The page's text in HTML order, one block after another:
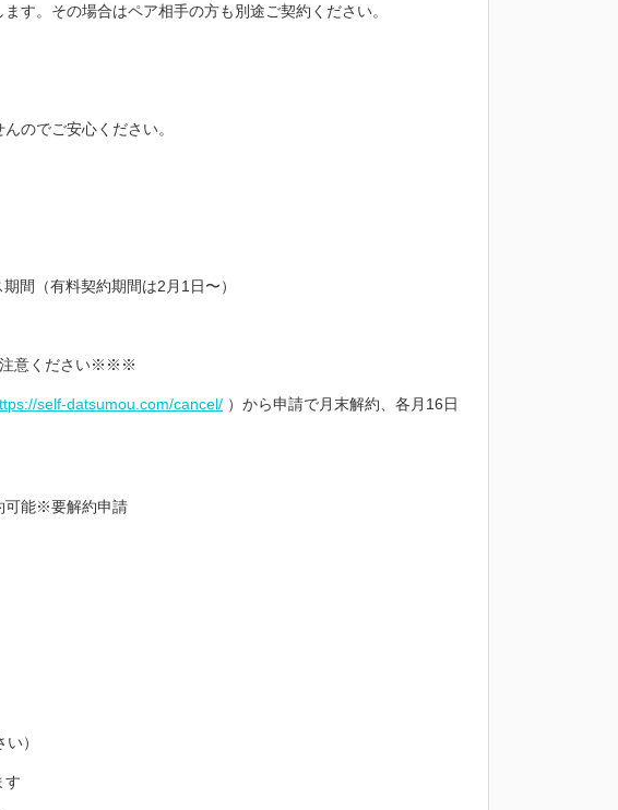
す。その場合はペア相手の方も別途ご契約ください。
のでご安心ください。
間（有料契約期間は2月1日〜）
注意ください※※※
self-datsumou.com/cancel/ ）から申請で月末解約、各月16日
可能※要解約申請
）
す